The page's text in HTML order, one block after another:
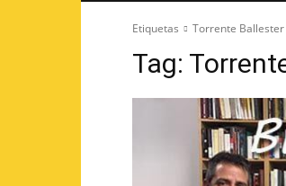
Etiquetas Torrente Ballester
Tag: